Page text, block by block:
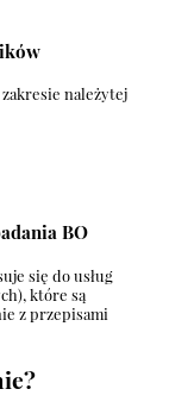
zakresie należytej
BO
się do usług
które są
z przepisami